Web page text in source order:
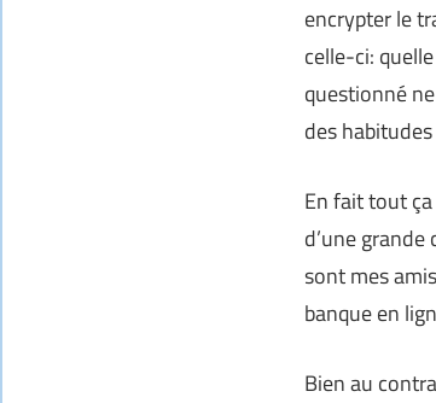
encrypter le
celle-ci:
questionné
des
En fait tout
d’une
sont mes
banque en
Bien au